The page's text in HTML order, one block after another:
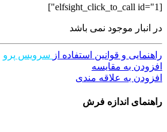
[elfsight_click_to_call id="1"]
در انبار موجود نمی باشد
راهنمایی و قوانین استفاده از سرویس پرو
افزودن به مقایسه
افزودن به علاقه مندی
راهنمای اندازه فرش